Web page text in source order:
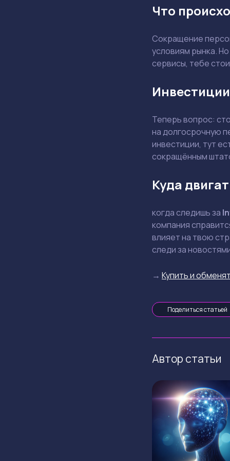
Что
Сокращение
условиям рынка.
сервисы, тебе
Теперь вопрос:
на долгосрочную
инвестиции, тут
сокращённым
Куда
когда следишь за
компания
влияет на твою
следи за
→ Купить и
Поделиться статьей
Автор статьи